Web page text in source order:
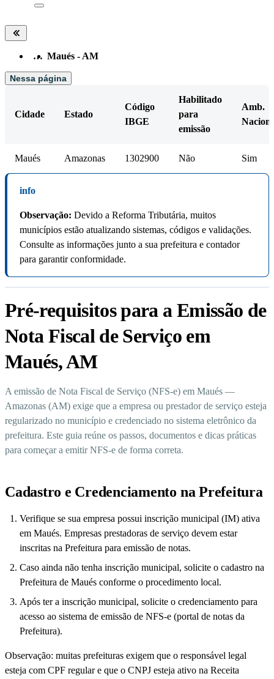
… Maués - AM
Nessa página
Cidade Estado
Código
IBGE
Habilitado
para
emissão
Amb.
Maués Amazonas 1302900 Não Sim
info
Observação: Devido a Reforma Tributária, muitos
municípios estão atualizando sistemas, códigos e validações.
Consulte as informações junto a sua prefeitura e contador
para garantir conformidade.
Pré-requisitos para a Emissão de
Nota Fiscal de Serviço em
Maués, AM
A emissão de Nota Fiscal de Serviço (NFS-e) em Maués —
Amazonas (AM) exige que a empresa ou prestador de serviço esteja
regularizado no município e credenciado no sistema eletrônico da
prefeitura. Este guia reúne os passos, documentos e dicas práticas
para começar a emitir NFS-e de forma correta.
Cadastro e Credenciamento na Prefeitura
Verifique se sua empresa possui inscrição municipal (IM) ativa
em Maués. Empresas prestadoras de serviço devem estar
inscritas na Prefeitura para emissão de notas.
Caso ainda não tenha inscrição municipal, solicite o cadastro na
Prefeitura de Maués conforme o procedimento local.
Após ter a inscrição municipal, solicite o credenciamento para
acesso ao sistema de emissão de NFS-e (portal de notas da
Prefeitura).
Observação: muitas prefeituras exigem que o responsável legal
esteja com CPF regular e que o CNPJ esteja ativo na Receita